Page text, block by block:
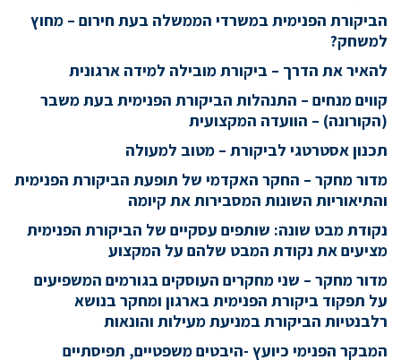
הביקורת הפנימית במשרדי הממשלה בעת חירום – מחוץ
למשחק?
להאיר את הדרך – ביקורת מובילה למידה ארגונית
קווים מנחים – התנהלות הביקורת הפנימית בעת משבר
(הקורונה) – הוועדה המקצועית
תכנון אסטרטגי לביקורת – מטוב למעולה
מדור מחקר – החקר האקדמי של תופעת הביקורת הפנימית
והתיאוריות השונות המסבירות את קיומה
נקודת מבט שונה: שותפים עסקיים של הביקורת הפנימית
מציעים את נקודת המבט שלהם על המקצוע
מדור מחקר – שני מחקרים העוסקים בגורמים המשפיעים
על תפקוד ביקורת הפנימית בארגון ומחקר בנושא
רלבנטיות הביקורת במניעת מעילות והונאות
המבקר הפנימי כיועץ -היבטים משפטיים, תפיסתיים